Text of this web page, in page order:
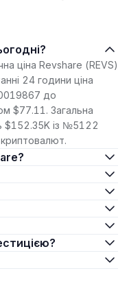
ціна Revshare (REVS)
24 години ціна
до
$77.11. Загальна
$152.35K із №5122